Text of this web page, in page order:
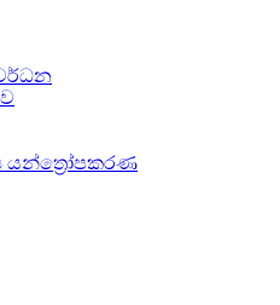
යන්ත්‍රෝපකරණ